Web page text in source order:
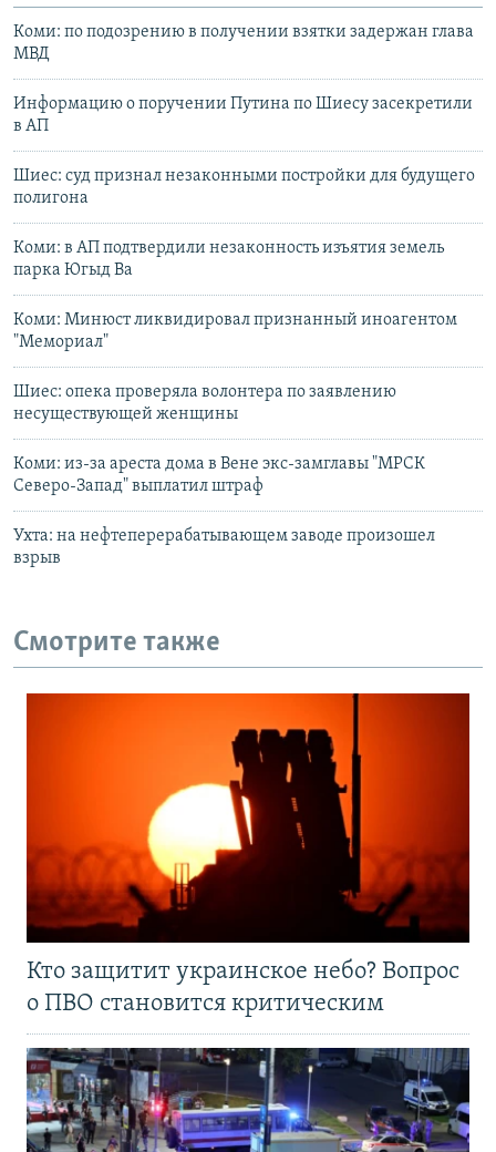
Коми: по подозрению в получении взятки задержан глава
МВД
Информацию о поручении Путина по Шиесу засекретили
в АП
Шиес: суд признал незаконными постройки для будущего
полигона
Коми: в АП подтвердили незаконность изъятия земель
парка Югыд Ва
Коми: Минюст ликвидировал признанный иноагентом
"Мемориал"
Шиес: опека проверяла волонтера по заявлению
несуществующей женщины
Коми: из-за ареста дома в Вене экс-замглавы "МРСК
Северо-Запад" выплатил штраф
Ухта: на нефтеперерабатывающем заводе произошел
взрыв
Смотрите также
Кто защитит украинское небо? Вопрос
о ПВО становится критическим